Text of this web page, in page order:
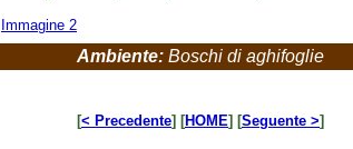
Immagine 2
Ambiente: Boschi di aghifoglie
[< Precedente] [HOME] [Seguente >]